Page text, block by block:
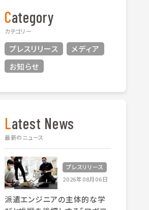
Category
カテゴリー
プレスリリース
メディア
お知らせ
Latest News
最新のニュース
プレスリリース
2026年08月06日
派遣エンジニアの主体的な学